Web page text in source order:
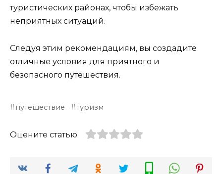
туристических районах, чтобы избежать
неприятных ситуаций.
Следуя этим рекомендациям, вы создадите
отличные условия для приятного и
безопасного путешествия.
путешествие туризм
Оцените статью